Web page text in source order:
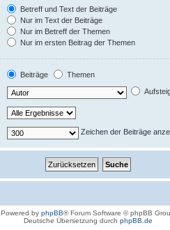
Betreff und Text der Beiträge
Nur im Text der Beiträge
Nur im Betreff der Themen
Nur im ersten Beitrag der Themen
Beiträge
Themen
Zeichen der Beiträge
Powered by phpBB® Forum Software © phpBB
Deutsche Übersetzung durch phpBB.de